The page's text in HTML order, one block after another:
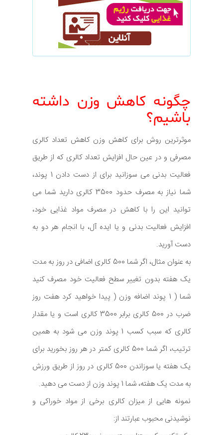
چگونه کاهش وزن داشته
باشیم؟
موثرترین روش برای کاهش وزن کاهش تعداد کالری
مصرفی و در عین حال افزایش تعداد کالری که از طریق
فعالیت بدنی می سوزانید برای از دست دادن 1 پوند،
شما نیاز به مصرف حدود 3500 کالری دارید شما می
توانید این را با کاهش در مصرف مواد غذایی خود،
افزایش فعالیت بدنی و یا ایده آل، با انجام هر دو به
دست آورید.
به عنوان مثال، اگر شما 500 کالری اضافی در روز به مدت
یک هفته بدون تغییر سطح فعالیت خود مصرف کنید
شما ( 1 پوند اضافه وزن ( پیدا خواهید کرد هفت روز
ضرب در 500 کالری برابر 3500 کالری است و یا مقدار
کالری که سبب کسب 1 پوند وزن می شود به همین
ترتیب، اگر شما 500 کالری کمتر در هر روز بخورید برای
یک هفته یا سوزاندن 500 کالری در روز از طریق ورزش
به مدت یک هفته، شما 1 پوند وزن از دست می دهید.
نمونه هایی از میزان کالری برخی از مواد خوراکی و
نوشیدنی محبوب عبارتند از: